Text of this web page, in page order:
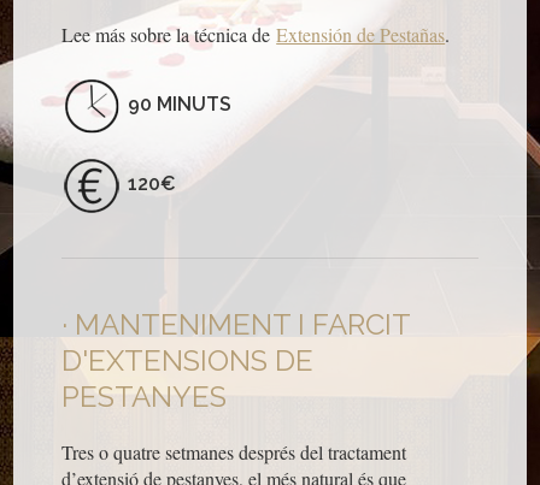
Lee más sobre la técnica deExtensión de Pestañas.
90 MINUTS
120€
MANTENIMENT I FARCIT
D'EXTENSIONS DE
PESTANYES
Tres o quatre setmanes després del tractament
d’extensió de pestanyes, el més natural és que